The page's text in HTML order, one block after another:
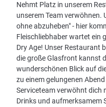
Nehmt Platz in unserem
unserem Team verwöhnen.
ohne abzuheben" - hier
Fleischliebhaber wartet ein
Dry Age! Unser Restaurant
die große Glasfront kannst
wunderschönen Blick auf
zu einem gelungenen
Serviceteam verwöhnt dich
Drinks und aufmerksamem